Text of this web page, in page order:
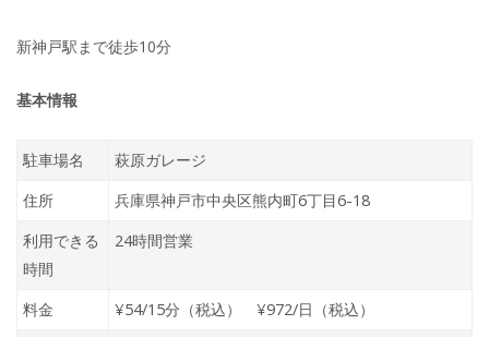
新神戸駅まで徒歩10分
基本情報
駐車場名
萩原ガレージ
住所
兵庫県神戸市中央区熊内町6丁目6-18
利用できる
時間
24時間営業
料金
¥54/15分（税込） ¥972/日（税込）